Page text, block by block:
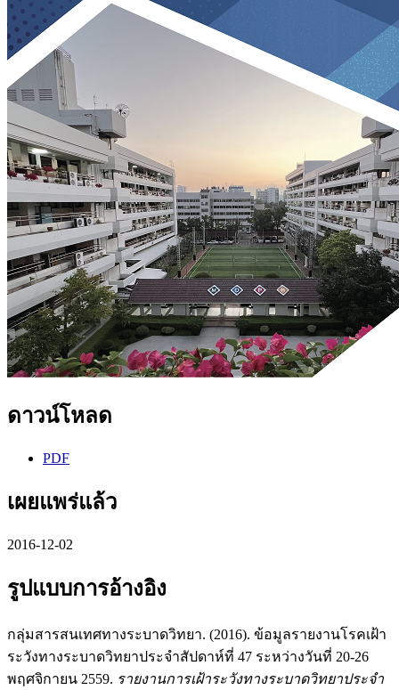
ดาวน์โหลด
PDF
เผยแพร่แล้ว
2016-12-02
รูปแบบการอ้างอิง
กลุ่มสารสนเทศทางระบาดวิทยา. (2016). ข้อมูลรายงานโรคเฝ้า
ระวังทางระบาดวิทยาประจำสัปดาห์ที่ 47 ระหว่างวันที่ 20-26
พฤศจิกายน 2559. รายงานการเฝ้าระวังทางระบาดวิทยาประจำ